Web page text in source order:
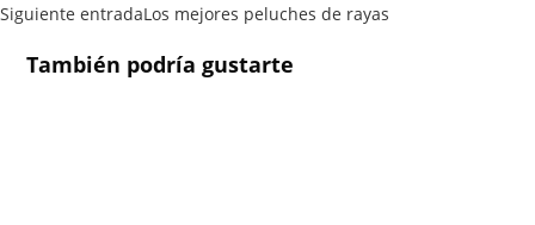
Siguiente entradaLos mejores peluches de rayas
También podría gustarte